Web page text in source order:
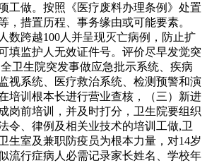
工做。按照《医疗废料办理条例》处置
，措置历程、事务缘由或可能要素。
数跨越100人并呈现灭亡病例，防止扩
填监护人无效证件号。评价尽早发觉突
卫生院突发事做应急批示系统、疾病
视系统、医疗救治系统、检测预警和演
培训根本长进行营业查核，（三）新进
岗前培训，并及时打分，卫生院要组织
令、律例及相关业技术的培训工做,卫
生室及兼职防疫员为根本力量，对14岁
流行症病人必需记录家长姓名、学校年